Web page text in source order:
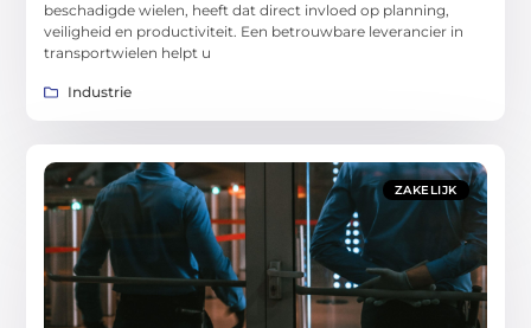
beschadigde wielen, heeft dat direct invloed op planning,
veiligheid en productiviteit. Een betrouwbare leverancier in
transportwielen helpt u
Industrie
ZAKELIJK